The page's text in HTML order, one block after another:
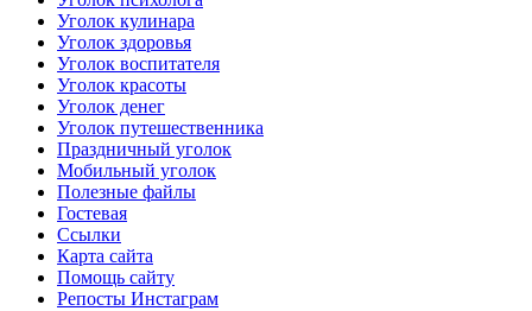
Уголок кулинара
Уголок здоровья
Уголок воспитателя
Уголок красоты
Уголок денег
Уголок путешественника
Праздничный уголок
Мобильный уголок
Полезные файлы
Гостевая
Ссылки
Карта сайта
Помощь сайту
Репосты Инстаграм